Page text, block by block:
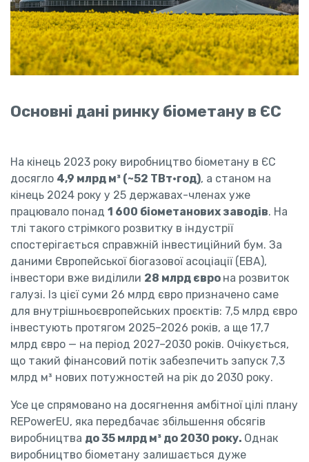
Основні дані ринку біометану в ЄС
На кінець 2023 року виробництво біометану в ЄС
досягло 4,9 млрд м³ (~52 ТВт·год), а станом на
кінець 2024 року у 25 державах-членах уже
працювало понад 1 600 біометанових заводів. На
тлі такого стрімкого розвитку в індустрії
спостерігається справжній інвестиційний бум. За
даними Європейської біогазової асоціації (EBA),
інвестори вже виділили 28 млрд євро на розвиток
галузі. Із цієї суми 26 млрд євро призначено саме
для внутрішньоєвропейських проєктів: 7,5 млрд євро
інвестують протягом 2025–2026 років, а ще 17,7
млрд євро — на період 2027–2030 років. Очікується,
що такий фінансовий потік забезпечить запуск 7,3
млрд м³ нових потужностей на рік до 2030 року.
Усе це спрямовано на досягнення амбітної цілі плану
REPowerEU, яка передбачає збільшення обсягів
виробництва до 35 млрд м³ до 2030 року. Однак
виробництво біометану залишається дуже